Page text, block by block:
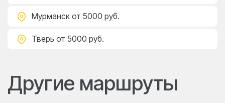
Мурманск от 5000 руб.
Тверь от 5000 руб.
Другие маршруты